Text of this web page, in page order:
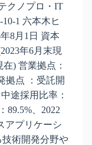
クノプロ・IT
1 六本木ヒ
8月1日 資本
年6月末現
) 営業拠点：
拠点 ：受託開
途採用比率：
89.5%、2022
アプリケーシ
技術開発分野や